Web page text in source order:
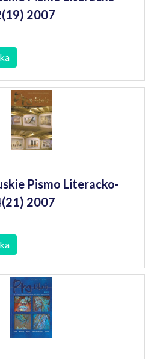
2007
Pismo Literacko-
2007